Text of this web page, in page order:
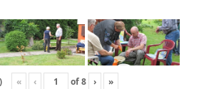
« ‹ of8 › »